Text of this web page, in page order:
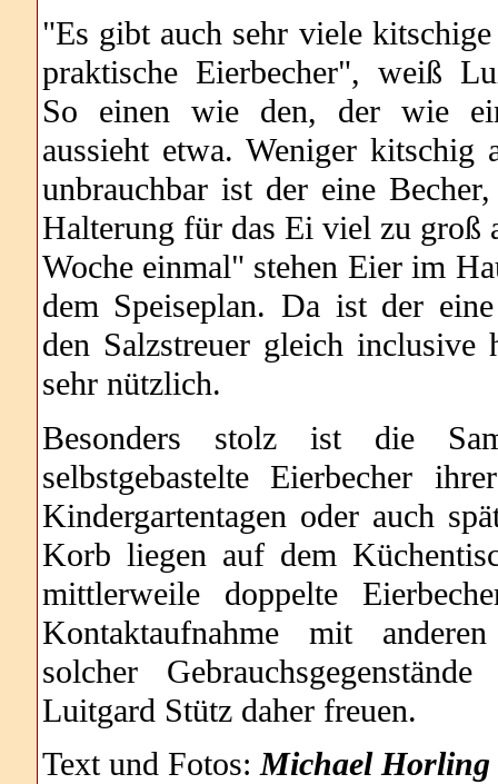
"Es gibt auch sehr viele
praktische Eierbecher", weiß
So einen wie den, der wie
aussieht etwa. Weniger kitschig
unbrauchbar ist der eine
Halterung für das Ei viel zu groß
Woche einmal" stehen Eier im
dem Speiseplan. Da ist der
den Salzstreuer gleich inclusive
sehr nützlich.
Besonders stolz ist die
selbstgebastelte Eierbecher
Kindergartentagen oder auch
Korb liegen auf dem
mittlerweile doppelte
Kontaktaufnahme mit
solcher
Luitgard Stütz daher freuen.
Text und Fotos:Michael Horling